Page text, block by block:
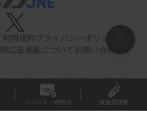
利用規約プライバシーポリシー
広告掲載について お問い合わせ
contained in this site belong
images and photographs is
JIHO,Inc.イベント・研修会 検査用語集